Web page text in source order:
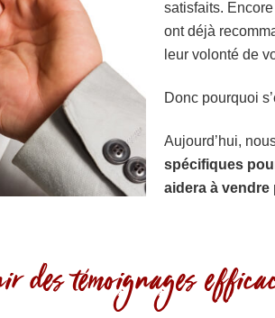
satisfaits.
ont déjà
leur volonté de
Donc pourquoi
Aujourd’hui,
spécifiques
aidera à vendre
des témoignages